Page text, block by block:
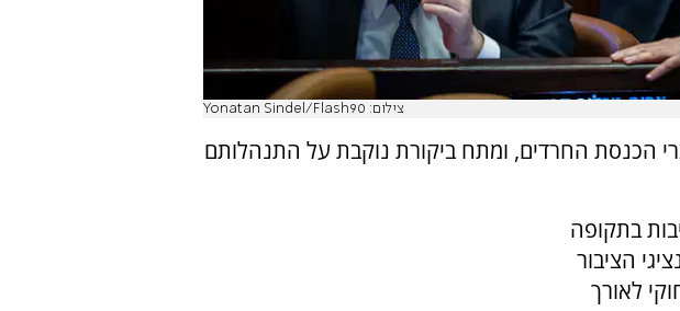
צילום: Yonatan Sindel/Flash90
הכנסת החרדים, ומתח ביקורת נוקבת על התנהלותם
בתקופה
הציבור
לאורך